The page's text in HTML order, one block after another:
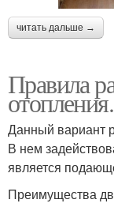
читать дальше →
Правила
Данный вариант
В нем
является
Преимущества